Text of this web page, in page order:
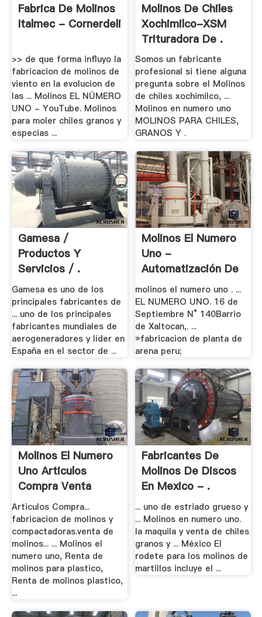
Fabrica De Molinos
Italmec - Cornerdeli
>> de que forma influyo la
fabricacion de molinos de
viento en la evolucion de
las ... Molinos EL NÚMERO
UNO - YouTube. Molinos
para moler chiles granos y
especias ...
Molinos De Chiles
Xochimilco-XSM
Trituradora De .
Somos un fabricante
profesional si tiene alguna
pregunta sobre el Molinos
de chiles xochimilco, ...
Molinos en numero uno
MOLINOS PARA CHILES,
GRANOS Y .
Gamesa /
Productos Y
Servicios / .
Gamesa es uno de los
principales fabricantes de
... uno de los principales
fabricantes mundiales de
aerogeneradores y líder en
España en el sector de ...
Molinos El Numero
Uno -
Automatización De
.
molinos el numero uno . ...
EL NUMERO UNO. 16 de
Septiembre N° 140Barrio
de Xaltocan,. ...
»fabricacion de planta de
arena peru;
Molinos El Numero
Uno Articulos
Compra Venta
Articulos Compra...
fabricacion de molinos y
compactadoras.venta de
molinos... ... Molinos el
numero uno, Renta de
molinos para plastico,
Renta de molinos plastico,
...
Fabricantes De
Molinos De Discos
En Mexico - .
... uno de estriado grueso y
... Molinos en numero uno.
la maquila y venta de chiles
granos y ... México El
rodete para los molinos de
martillos incluye el ...